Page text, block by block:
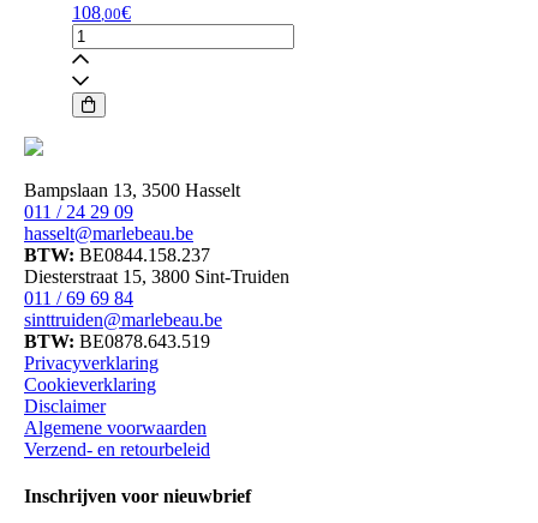
108 ,00€
PCA
Skin
-
daily
care
Overnight
Hydrating
Mask
aantal
Bampslaan 13, 3500 Hasselt
011 / 24 29 09
hasselt@marlebeau.be
BTW: BE0844.158.237
Diesterstraat 15, 3800 Sint-Truiden
011 / 69 69 84
sinttruiden@marlebeau.be
BTW: BE0878.643.519
Privacyverklaring
Cookieverklaring
Disclaimer
Algemene voorwaarden
Verzend- en retourbeleid
Inschrijven voor nieuwbrief